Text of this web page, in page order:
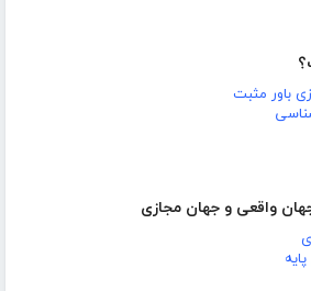
باور مثبت
واقعی و جهان مجازی